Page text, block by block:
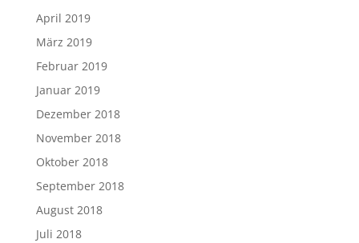
April 2019
März 2019
Februar 2019
Januar 2019
Dezember 2018
November 2018
Oktober 2018
September 2018
August 2018
Juli 2018